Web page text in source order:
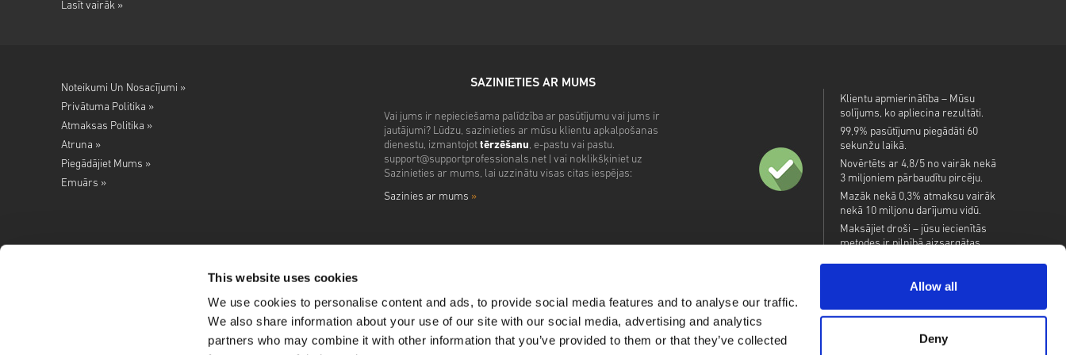
This website uses cookies
We use cookies to personalise content and ads, to provide social media features and to analyse our traffic.
We also share information about your use of our site with our social media, advertising and analytics
partners who may combine it with other information that you’ve provided to them or that they’ve collected
Allow all
Deny
Lasīt vairāk »
Noteikumi Un Nosacījumi »
Privātuma Politika »
Atmaksas Politika »
Atruna »
Piegādājiet Mums »
Emuārs »
SAZINIETIES AR MUMS
Vai jums ir nepieciešama palīdzība ar pasūtījumu vai jums ir
jautājumi? Lūdzu, sazinieties ar mūsu klientu apkalpošanas
dienestu, izmantojot tērzēšanu, e-pastu vai pastu.
support@supportprofessionals.net| vai noklikšķiniet uz
Sazinieties ar mums, lai uzzinātu visas citas iespējas:
Sazinies ar mums »
Klientu apmierinātība – Mūsu
solījums, ko apliecina rezultāti.
99,9% pasūtījumu piegādāti 60
sekunžu laikā.
Novērtēts ar 4,8/5 no vairāk nekā
3 miljoniem pārbaudītu pircēju.
Mazāk nekā 0,3% atmaksu vairāk
nekā 10 miljonu darījumu vidū.
Maksājiet droši – jūsu iecienītās
metodes ir pilnībā aizsargātas.